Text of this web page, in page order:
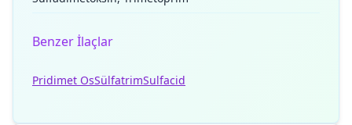
Benzer İlaçlar
Pridimet OsSülfatrimSulfacid